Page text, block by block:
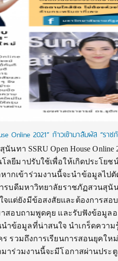
Online 2021” ก้าวเข้ามาสัมผัส “ราช
ทา SSRU Open House Online
ลยีมาปรับใช้เพื่อให้เกิดประโยช
กเข้าร่วมงานนี้จะนำข้อมูลไปตั
บดีมหาวิทยาลัยราชภัฏสวนสุนัน
แต่ยังมีข้อสงสัยและต้องการสอ
สอบถามพูดคุย และรับฟังข้อมูลอ
ข้อมูลที่น่าสนใจ นำเกร็ดความ
รวมถึงการเรียนการสอนยุคให
าร่วมงานนี้จะมีโอกาสผ่านประ